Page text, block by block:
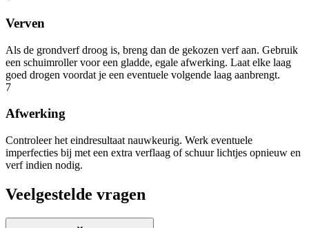
Verven
Als de grondverf droog is, breng dan de gekozen verf aan. Gebruik
een schuimroller voor een gladde, egale afwerking. Laat elke laag
goed drogen voordat je een eventuele volgende laag aanbrengt.
7
Afwerking
Controleer het eindresultaat nauwkeurig. Werk eventuele
imperfecties bij met een extra verflaag of schuur lichtjes opnieuw en
verf indien nodig.
Veelgestelde vragen